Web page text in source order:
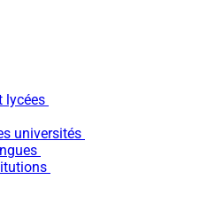
lycées
universités